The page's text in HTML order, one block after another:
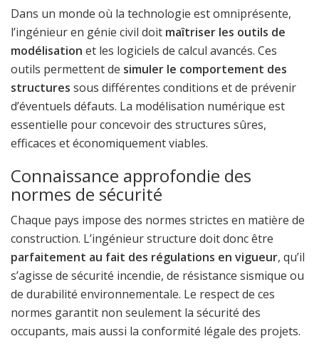
Dans un monde où la technologie est omniprésente,
l’ingénieur en génie civil doit maîtriser les outils de
modélisation et les logiciels de calcul avancés. Ces
outils permettent de simuler le comportement des
structures sous différentes conditions et de prévenir
d’éventuels défauts. La modélisation numérique est
essentielle pour concevoir des structures sûres,
efficaces et économiquement viables.
Connaissance approfondie des
normes de sécurité
Chaque pays impose des normes strictes en matière de
construction. L’ingénieur structure doit donc être
parfaitement au fait des régulations en vigueur, qu’il
s’agisse de sécurité incendie, de résistance sismique ou
de durabilité environnementale. Le respect de ces
normes garantit non seulement la sécurité des
occupants, mais aussi la conformité légale des projets.